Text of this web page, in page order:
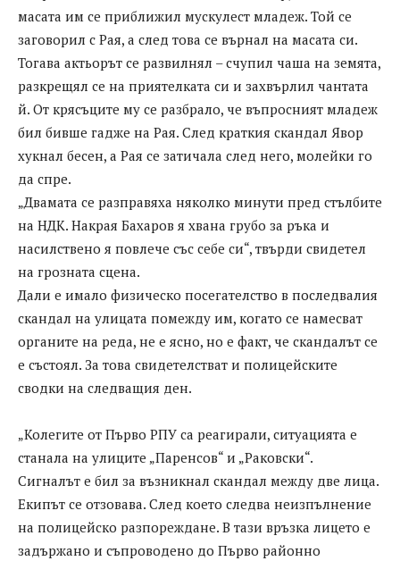
масата им се приближил мускулест младеж. Той се
заговорил с Рая, а след това се върнал на масата си.
Тогава актьорът се развилнял – счупил чаша на земята,
разкрещял се на приятелката си и захвърлил чантата
й. От крясъците му се разбрало, че въпросният младеж
бил бивше гадже на Рая. След краткия скандал Явор
хукнал бесен, а Рая се затичала след него, молейки го
да спре.
„Двамата се разправяха няколко минути пред стълбите
на НДК. Накрая Бахаров я хвана грубо за ръка и
насилствено я повлече със себе си“, твърди свидетел
на грозната сцена.
Дали е имало физическо посегателство в последвалия
скандал на улицата помежду им, когато се намесват
органите на реда, не е ясно, но е факт, че скандалът се
е състоял. За това свидетелстват и полицейските
сводки на следващия ден.
„Колегите от Първо РПУ са реагирали, ситуацията е
станала на улиците „Паренсов“ и „Раковски“.
Сигналът е бил за възникнал скандал между две лица.
Екипът се отзовава. След което следва неизпълнение
на полицейско разпореждане. В тази връзка лицето е
задържано и съпроводено до Първо районно